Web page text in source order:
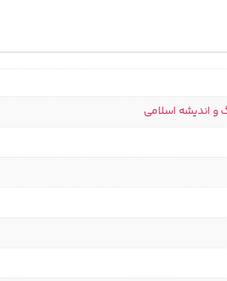
و اندیشه اسلامی